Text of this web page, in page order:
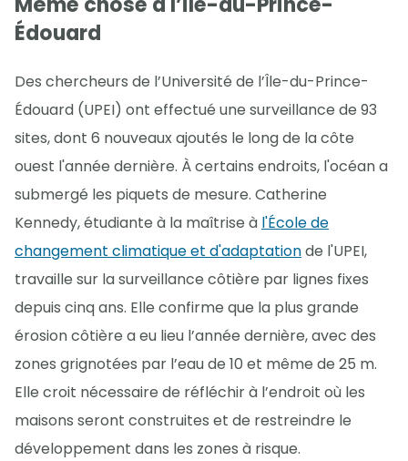
Édouard
Des chercheurs de l’Université de l’Île-du-Prince-
Édouard (UPEI) ont effectué une surveillance de 93
sites, dont 6 nouveaux ajoutés le long de la côte
ouest l'année dernière. À certains endroits, l'océan a
submergé les piquets de mesure. Catherine
Kennedy, étudiante à la maîtrise à l'École de
changement climatique et d'adaptationde l'UPEI,
travaille sur la surveillance côtière par lignes fixes
depuis cinq ans. Elle confirme que la plus grande
érosion côtière a eu lieu l’année dernière, avec des
zones grignotées par l’eau de 10 et même de 25 m.
Elle croit nécessaire de réfléchir à l’endroit où les
maisons seront construites et de restreindre le
développement dans les zones à risque.